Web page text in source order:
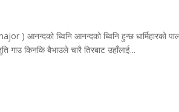
ध्विनि आनन्दको ध्विनि हुन्छ धार्मिहारको
गाउ किनकि बैभाउले चारै तिरबाट उहाँलाई...